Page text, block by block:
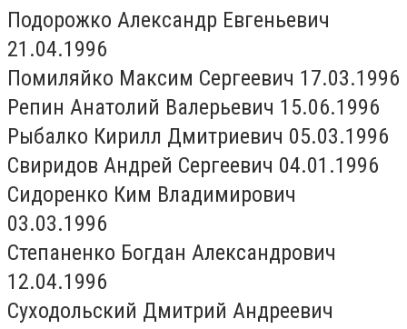
Подорожко Александр Евгеньевич
21.04.1996
Помиляйко Максим Сергеевич 17.03.1996
Репин Анатолий Валерьевич 15.06.1996
Рыбалко Кирилл Дмитриевич 05.03.1996
Свиридов Андрей Сергеевич 04.01.1996
Сидоренко Ким Владимирович
03.03.1996
Степаненко Богдан Александрович
12.04.1996
Суходольский Дмитрий Андреевич